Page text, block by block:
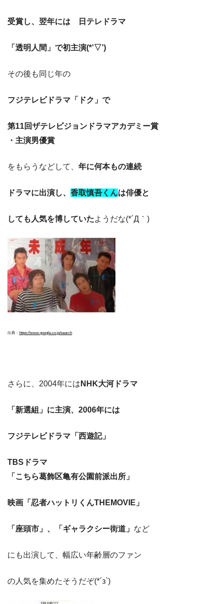
受賞し、翌年には 日テレドラマ
「透明人間」で初主演(*’▽’)
その後も同じ年の
フジテレビドラマ 「ドク」で
第11回ザテレビジョンドラマアカデミー賞
・主演男優賞
をもらうなどして、 年に何本もの連続
ドラマに出演し、 香取慎吾 くんは俳優と
しても人気を博していたようだな(*´Д｀)
出典： https://www.google.co.jp/search
さらに、2004年には NHK大河ドラマ
「新選組」に主演、2006年には
フジテレビドラマ「西遊記」
TBSドラマ
「こちら葛飾区亀有公園前派出所」
映画「忍者ハットリくんTHEMOVIE」
「座頭市」、「ギャラクシー街道」 など
にも出演して、幅広い年齢層のファン
の人気を集めたそうだぞ(*´з`)